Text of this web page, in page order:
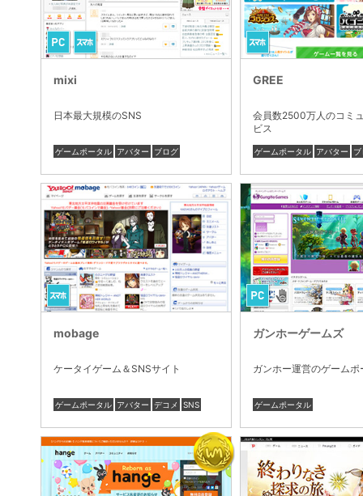
mixi
日本最大規模のSNS
ゲームポータル アバター ブログ
GREE
会員数2500万人のコミ
ビス
ゲームポータル アバター
mobage
ケータイゲーム＆SNSサイト
ゲームポータル アバター デコメ SNS
ガンホーゲームズ
ガンホー運営のゲームポ
ゲームポータル